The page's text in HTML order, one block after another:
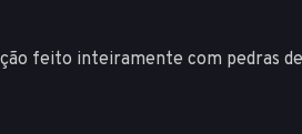
feito inteiramente com pedras